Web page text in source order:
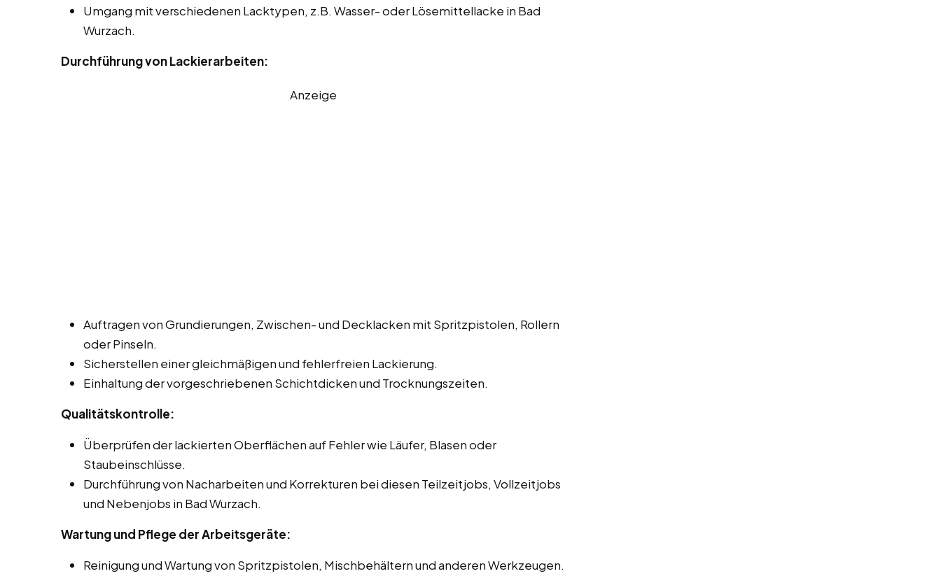
Umgang mit verschiedenen Lacktypen, z.B. Wasser- oder Lösemittellacke in Bad
Wurzach.
Durchführung von Lackierarbeiten:
Anzeige
Auftragen von Grundierungen, Zwischen- und Decklacken mit Spritzpistolen, Rollern
oder Pinseln.
Sicherstellen einer gleichmäßigen und fehlerfreien Lackierung.
Einhaltung der vorgeschriebenen Schichtdicken und Trocknungszeiten.
Qualitätskontrolle:
Überprüfen der lackierten Oberflächen auf Fehler wie Läufer, Blasen oder
Staubeinschlüsse.
Durchführung von Nacharbeiten und Korrekturen bei diesen Teilzeitjobs, Vollzeitjobs
und Nebenjobs in Bad Wurzach.
Wartung und Pflege der Arbeitsgeräte:
Reinigung und Wartung von Spritzpistolen, Mischbehältern und anderen Werkzeugen.